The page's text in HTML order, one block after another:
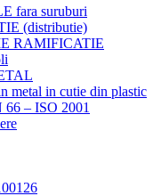
fara suruburi
(distributie)
RAMIFICATIE
metal in cutie din plastic
– ISO 2001